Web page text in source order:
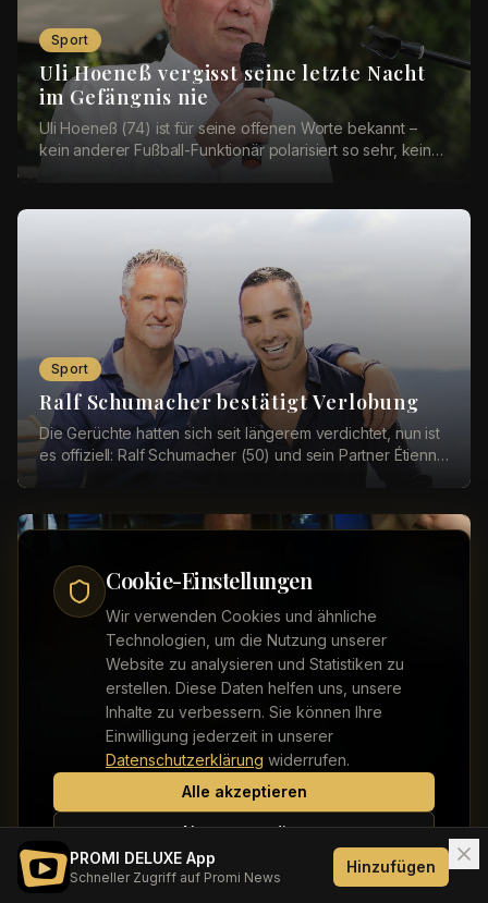
Cookie-Einstellungen
Wir verwenden Cookies und ähnliche
Technologien, um die Nutzung unserer
Website zu analysieren und Statistiken zu
erstellen. Diese Daten helfen uns, unsere
Inhalte zu verbessern. Sie können Ihre
Einwilligung jederzeit in unserer
Datenschutzerklärung widerrufen.
Alle akzeptieren
Nur notwendige
PROMI DELUXE App
Schneller Zugriff auf Promi News
Hinzufügen
Sport
Uli Hoeneß vergisst seine letzte Nacht
im Gefängnis nie
Uli Hoeneß (74) ist für seine offenen Worte bekannt –
kein anderer Fußball-Funktionär polarisiert so sehr, keiner
Sport
Ralf Schumacher bestätigt Verlobung
Die Gerüchte hatten sich seit längerem verdichtet, nun ist
es offiziell: Ralf Schumacher (50) und sein Partner Étienne
Caro Daur verfolgt Alexander Zverevs
Halbfinal-Aus
Der deutsche Tennisstar Alexander Zverev (28) ist im
Halbfinale der Australian Open in Melbourne
ausgeschieden. Auf der Tribüne verfolgte auch Social-...